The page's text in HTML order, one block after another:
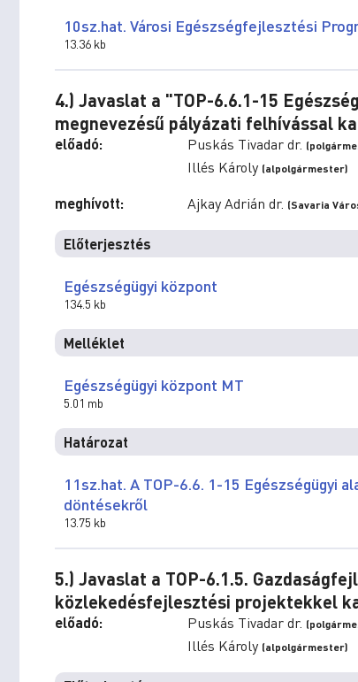
10sz.hat. Városi Egészségfejlesztési
13.36 kb
4.) Javaslat a "TOP-6.6.1-15
megnevezésű pályázati felhívással
előadó: Puskás Tivadar dr.
Illés Károly (alpolgármester)
meghívott: Ajkay Adrián dr. (Savaria
Előterjesztés
Egészségügyi központ
134.5 kb
Melléklet
Egészségügyi központ MT
5.01 mb
Határozat
11sz.hat. A TOP-6.6. 1-15
döntésekről
13.75 kb
5.) Javaslat a TOP-6.1.5.
közlekedésfejlesztési projektekkel
előadó: Puskás Tivadar dr.
Illés Károly (alpolgármester)